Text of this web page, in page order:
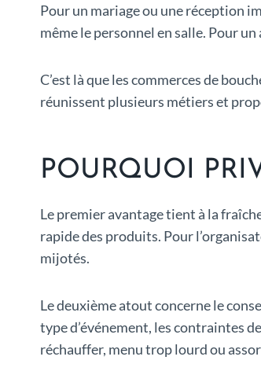
Pour un mariage ou une réception
même le personnel en salle. Pour
C’est là que les commerces de
réunissent plusieurs métiers et
POURQUOI
Le premier avantage tient à la
rapide des produits. Pour
mijotés.
Le deuxième atout concerne le
type d’événement, les contraintes
réchauffer, menu trop lourd ou